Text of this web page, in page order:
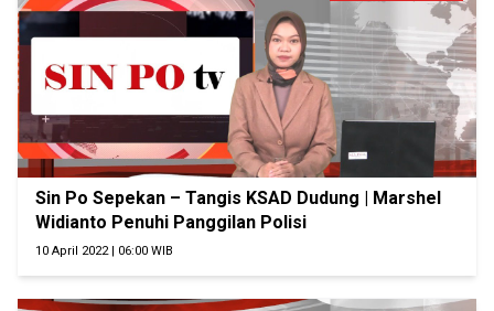
Sin Po Sepekan – Tangis KSAD Dudung | Marshel
Widianto Penuhi Panggilan Polisi
10 April 2022 | 06:00 WIB